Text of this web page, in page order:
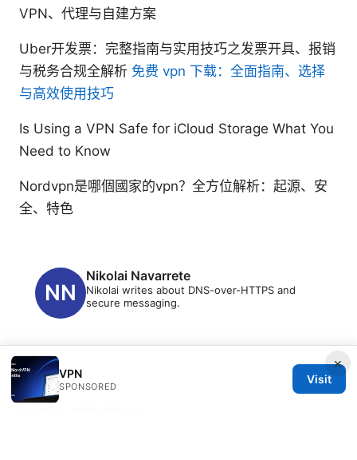
VPN、代理与自建方案
Uber开发票：完整指南与实用技巧之发票开具、报销
与税务合规全解析 免费 vpn 下载：全面指南、选择
与高效使用技巧
Is Using a VPN Safe for iCloud Storage What You
Need to Know
Nordvpn是哪個國家的vpn？全方位解析：起源、安
全、特色
Nikolai Navarrete
Nikolai writes about DNS-over-HTTPS and
secure messaging.
×
VPN
SPONSORED
Visit